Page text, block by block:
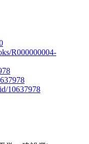
R000000004-
10637978